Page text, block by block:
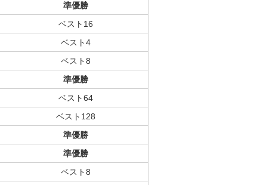
準優勝
ベスト16
ベスト4
ベスト8
準優勝
ベスト64
ベスト128
準優勝
準優勝
ベスト8